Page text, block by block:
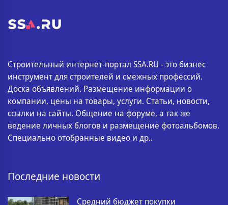
Строительный интернет-портал SSA.RU - это бизнес
инструмент для строителей и смежных профессий.
Доска объявлений. Размещение информации о
компании, цены на товары, услуги. Статьи, новости,
ссылки на сайты. Общение на форуме, а так же
ведение личных блогов и размещение фотоальбомов.
Специально отобранные видео и др..
Последние новости
Средний бюджет покупки